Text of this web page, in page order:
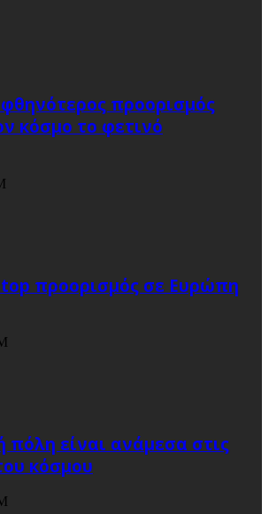
προορισμός
κόσμο το φετινό
top προορισμός σε Ευρώπη
πόλη είναι ανάμεσα στις
κόσμου